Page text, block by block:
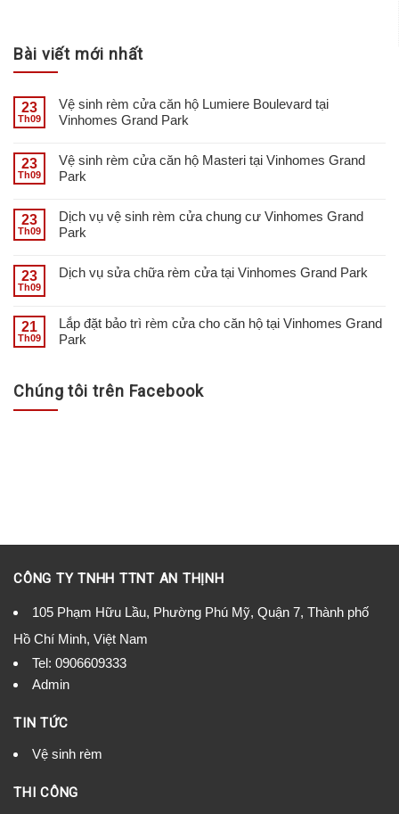
Bài viết mới nhất
23
Th09
Vệ sinh rèm cửa căn hộ Lumiere Boulevard tại
Vinhomes Grand Park
23
Th09
Vệ sinh rèm cửa căn hộ Masteri tại Vinhomes Grand
Park
23
Th09
Dịch vụ vệ sinh rèm cửa chung cư Vinhomes Grand
Park
23
Th09
Dịch vụ sửa chữa rèm cửa tại Vinhomes Grand Park
21
Th09
Lắp đặt bảo trì rèm cửa cho căn hộ tại Vinhomes Grand
Park
Chúng tôi trên Facebook
CÔNG TY TNHH TTNT AN THỊNH
105 Phạm Hữu Lầu, Phường Phú Mỹ, Quận 7, Thành phố
Hồ Chí Minh, Việt Nam
Tel: 0906609333
Admin
TIN TỨC
Vệ sinh rèm
THI CÔNG